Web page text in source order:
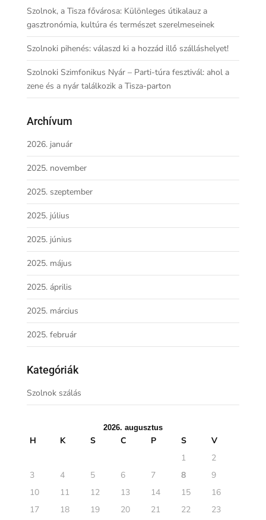
Szolnok, a Tisza fővárosa: Különleges útikalauz a
gasztronómia, kultúra és természet szerelmeseinek
Szolnoki pihenés: válaszd ki a hozzád illő szálláshelyet!
Szolnoki Szimfonikus Nyár – Parti-túra fesztivál: ahol a
zene és a nyár találkozik a Tisza-parton
Archívum
2026. január
2025. november
2025. szeptember
2025. július
2025. június
2025. május
2025. április
2025. március
2025. február
Kategóriák
Szolnok szálás
2026. augusztus
H K S C P S
V
1
2
3
4 5 6 7 8
9
10
11 12 13 14 15
16
17
18 19 20 21 22
23